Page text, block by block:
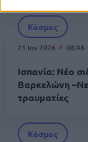
Κόσμος
21 Ιαν 2026 08:48
Ισπανία: Νέο
Βαρκελώνη
τραυματίες
Κόσμος